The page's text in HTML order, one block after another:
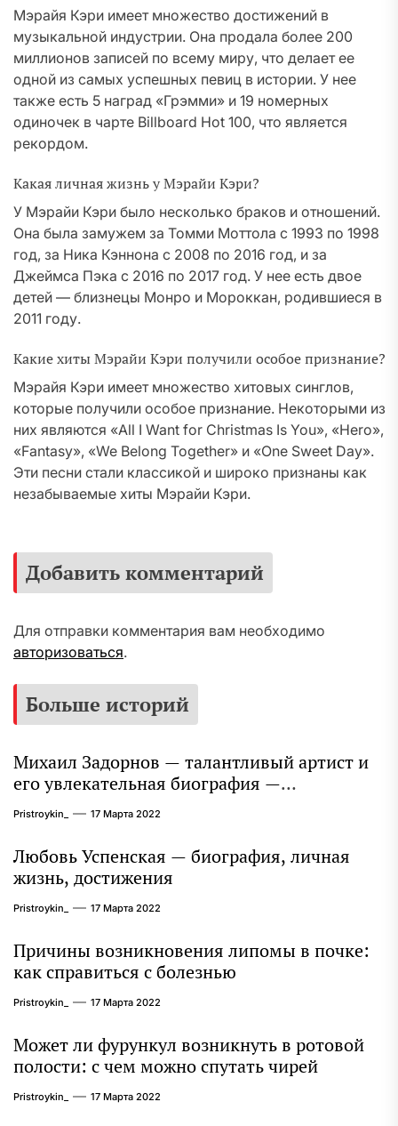
Мэрайя Кэри имеет множество достижений в
музыкальной индустрии. Она продала более 200
миллионов записей по всему миру, что делает ее
одной из самых успешных певиц в истории. У нее
также есть 5 наград «Грэмми» и 19 номерных
одиночек в чарте Billboard Hot 100, что является
рекордом.
Какая личная жизнь у Мэрайи Кэри?
У Мэрайи Кэри было несколько браков и отношений.
Она была замужем за Томми Моттола с 1993 по 1998
год, за Ника Кэннона с 2008 по 2016 год, и за
Джеймса Пэка с 2016 по 2017 год. У нее есть двое
детей — близнецы Монро и Мороккан, родившиеся в
2011 году.
Какие хиты Мэрайи Кэри получили особое признание?
Мэрайя Кэри имеет множество хитовых синглов,
которые получили особое признание. Некоторыми из
них являются «All I Want for Christmas Is You», «Hero»,
«Fantasy», «We Belong Together» и «One Sweet Day».
Эти песни стали классикой и широко признаны как
незабываемые хиты Мэрайи Кэри.
Добавить комментарий
Для отправки комментария вам необходимо
авторизоваться.
Больше историй
Михаил Задорнов — талантливый артист и
его увлекательная биография —
выдающиеся достижения, известность и
интересные факты из личной жизни!
Pristroykin_ 17 Марта 2022
Любовь Успенская — биография, личная
жизнь, достижения
Pristroykin_ 17 Марта 2022
Причины возникновения липомы в почке:
как справиться с болезнью
Pristroykin_ 17 Марта 2022
Может ли фурункул возникнуть в ротовой
полости: с чем можно спутать чирей
Pristroykin_ 17 Марта 2022